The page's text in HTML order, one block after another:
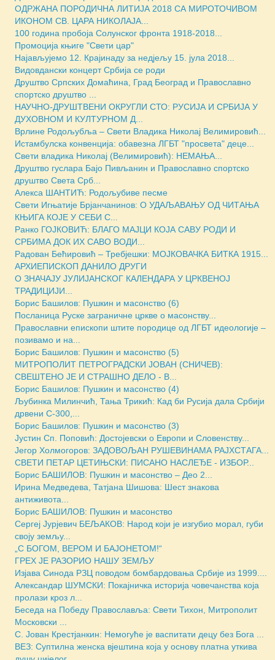
ОДРЖАНА ПОРОДИЧНА ЛИТИЈА 2018 СА МИРОТОЧИВОМ
ИКОНОМ СВ. ЦАРА НИКОЛАЈА...
100 година пробоја Солунског фронта 1918-2018...
Промоција књиге "Свети цар"
Најављујемо 12. Крајинаду за недјељу 15. јула 2018...
Видовдански концерт Србија се роди
Друштво Српских Домаћина, Град Београд и Православно
спортско друштво ...
НАУЧНО-ДРУШТВЕНИ ОКРУГЛИ СТО: РУСИЈА И СРБИЈА У
ДУХОВНОМ И КУЛТУРНОМ Д...
Врлине Родољубља – Свети Владика Николај Велимировић...
Истамбулска конвенција: обавезна ЛГБТ "просвета" деце...
Свети владика Николај (Велимировић): НЕМАЊА...
Друштво гуслара Бајо Пивљанин и Православно спортско
друштво Света Срб...
Алекса ШАНТИЋ: Родољубиве песме
Свети Игњатиjе Брјанчанинов: О УДАЉАВАЊУ ОД ЧИТАЊА
КЊИГА КОЈЕ У СЕБИ С...
Ранко ГОЈКОВИЋ: БЛАГО МАЈЦИ КОЈА САВУ РОДИ И
СРБИМА ДОК ИХ САВО ВОДИ...
Радован Бећировић – Требјешки: МОЈКОВАЧКА БИТКА 1915...
АРХИЕПИСКОП ДАНИЛО ДРУГИ
О ЗНАЧАЈУ ЈУЛИЈАНСКОГ КАЛЕНДАРА У ЦРКВЕНОЈ
ТРАДИЦИЈИ...
Борис Башилов: Пушкин и масонство (6)
Посланица Руске заграничне цркве о масонству...
Православни епископи штите породице од ЛГБТ идеологије –
позивамо и на...
Борис Башилов: Пушкин и масонство (5)
МИТРОПОЛИТ ПЕТРОГРАДСКИ ЈОВАН (СНИЧЕВ):
СВЕШТЕНО ЈЕ И СТРАШНО ДЕЛО - В...
Борис Башилов: Пушкин и масонство (4)
Љубинка Милинчић, Тања Трикић: Кад би Русија дала Србији
дрвени С-300,...
Борис Башилов: Пушкин и масонство (3)
Јустин Сп. Поповић: Достојевски о Европи и Словенству...
Јегор Холмогоров: ЗАДОВОЉАН РУШЕВИНАМА РАЈХСТАГА...
СВЕТИ ПЕТАР ЦЕТИЊСКИ: ПИСАНО НАСЛЕЂЕ - ИЗБОР...
Борис БАШИЛОВ: Пушкин и масонство – Део 2...
Ирина Медведева, Татјана Шишова: Шест знакова
антиживота...
Борис БАШИЛОВ: Пушкин и масонство
Сергеј Јурјевич БЕЉАКОВ: Народ који је изгубио морал, губи
своју земљу...
„С БОГОМ, ВЕРОМ И БАЈОНЕТОМ!“
ГРЕХ ЈЕ РАЗОРИО НАШУ ЗЕМЉУ
Изјава Синода РЗЦ поводом бомбардовања Србије из 1999....
Александар ШУМСКИ: Покајничка историја човечанства која
пролази кроз л...
Беседа на Победу Православља: Свети Тихон, Митрополит
Московски ...
С. Јован Крестјанкин: Немогуће је васпитати децу без Бога ...
ВЕЗ: Суптилна женска вјештина која у основу платна уткива